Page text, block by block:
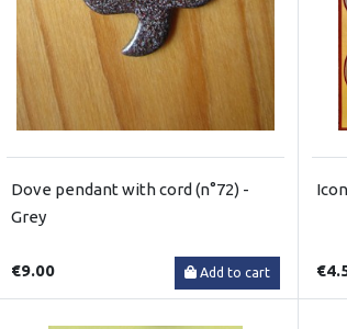
Dove pendant with cord (n°72) -
Grey
€9.00 Add to cart